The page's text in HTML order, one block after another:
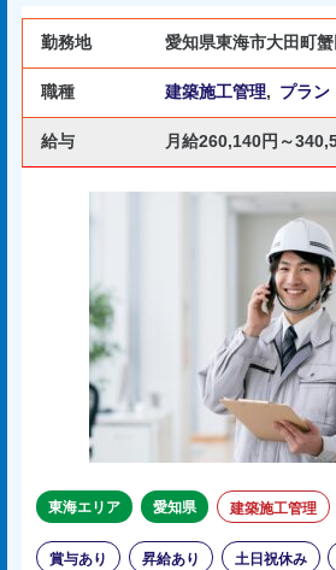
勤務地 愛知県東海市大田町
職種 建築施工管理, プラン
給与 月給260,140円～
東海エリア 愛知県 建築施工管理
賞与あり 昇給あり 土日祝休み